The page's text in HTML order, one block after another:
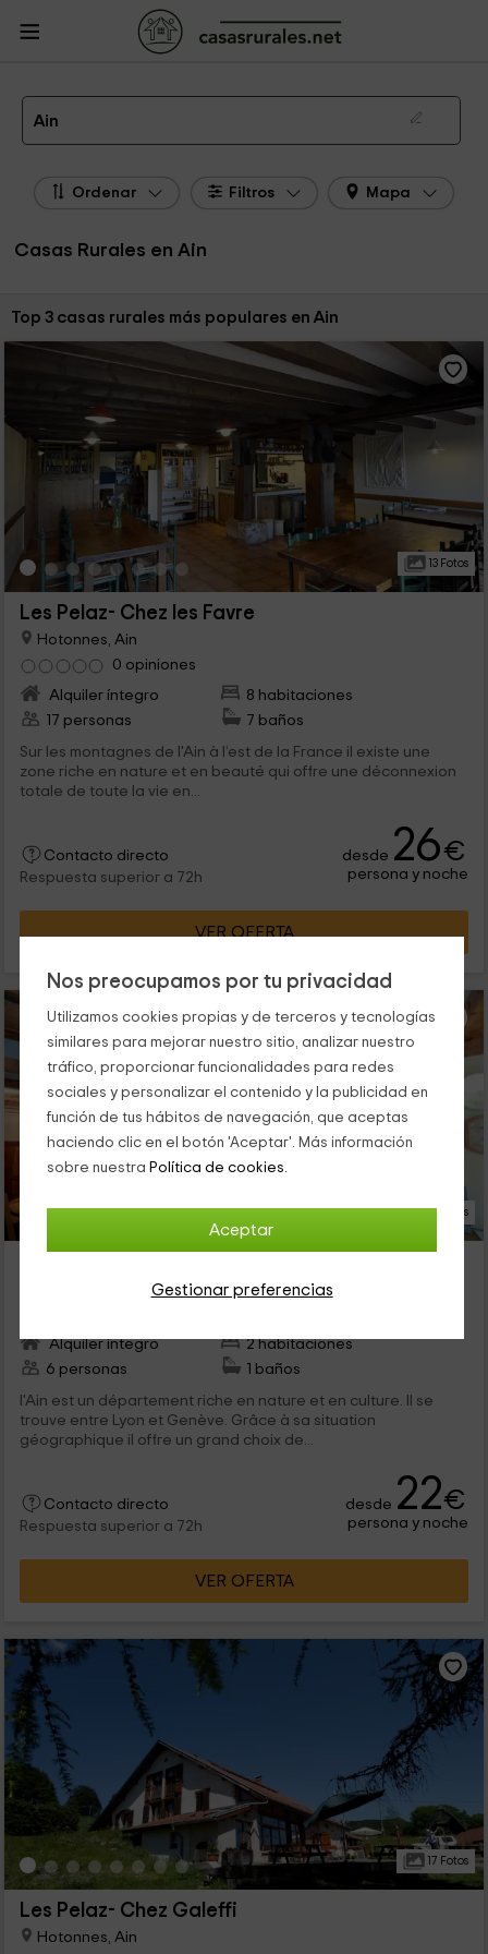
Nos preocupamos por tu privacidad
Utilizamos cookies propias y de terceros y tecnologías
similares para mejorar nuestro sitio, analizar nuestro
tráfico, proporcionar funcionalidades para redes
sociales y personalizar el contenido y la publicidad en
función de tus hábitos de navegación, que aceptas
haciendo clic en el botón 'Aceptar'. Más información
sobre nuestra Política de cookies.
Aceptar
Gestionar preferencias
Casas Rurales Francia
Casas Rurales Ain
Las 3 mejores casas rurales en Ain de 2026
Ain
Ordenar Filtros Mapa
Casas Rurales en Ain
Ordenar por:
Top 3 casas rurales más populares en Ain
13 Fotos
Les Pelaz- Chez les Favre
Hotonnes, Ain
0 opiniones
Alquiler íntegro
8 habitaciones
17 personas
7 baños
Sur les montagnes de l'Ain à l’est de la France il existe une
zone riche en nature et en beauté qui offre une déconnexion
totale de toute la vie en...
Contacto directo
Respuesta superior a 72h
desde 26€
persona y noche
VER OFERTA
14 Fotos
Alquiler íntegro
2 habitaciones
6 personas
1 baños
l'Ain est un département riche en nature et en culture. Il se
trouve entre Lyon et Genève. Grâce à sa situation
géographique il offre un grand choix de...
Contacto directo
Respuesta superior a 72h
desde 22€
persona y noche
VER OFERTA
17 Fotos
Les Pelaz- Chez Galeffi
Hotonnes, Ain